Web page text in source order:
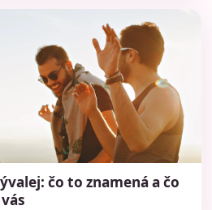
čo to znamená a čo